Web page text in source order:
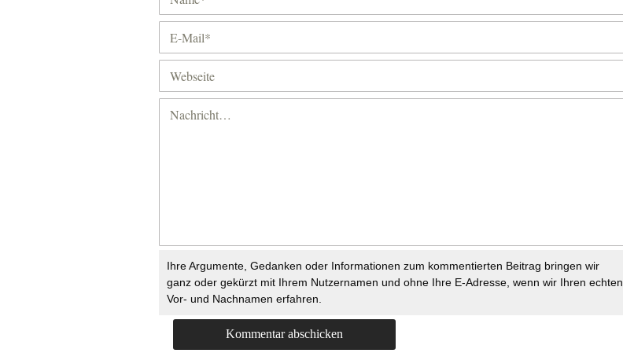
Ihre Argumente, Gedanken oder Informationen zum kommentierten Beitrag bringen wir
ganz oder gekürzt mit Ihrem Nutzernamen und ohne Ihre E-Adresse, wenn wir Ihren echten
Vor- und Nachnamen erfahren.